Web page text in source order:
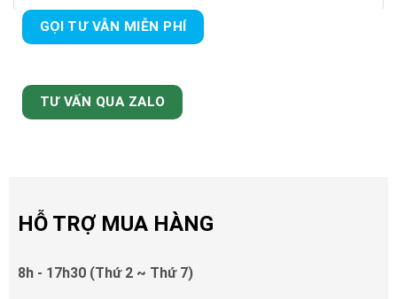
GỌI TƯ VẪN MIỄN PHÍ
TƯ VẤN QUA ZALO
HỖ TRỢ MUA HÀNG
8h - 17h30 (Thứ 2 ~ Thứ 7)